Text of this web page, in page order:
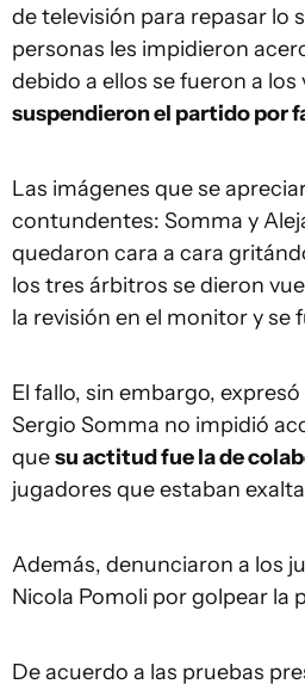
de televisión para repasar lo
personas les impidieron
debido a ellos se fueron a los
suspendieron el partido por
Las imágenes que se
contundentes: Somma y
quedaron cara a cara
los tres árbitros se dieron
la revisión en el monitor y se
El fallo, sin embargo,
Sergio Somma no impidió
quesu actitud fue la de
jugadores que estaban
Además, denunciaron a los
Nicola Pomoli por golpear la
De acuerdo a las pruebas